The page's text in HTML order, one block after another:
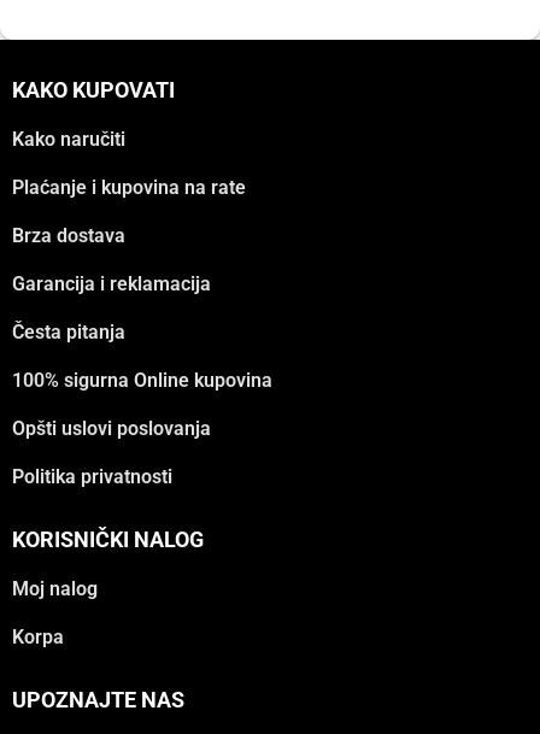
KAKO KUPOVATI
Kako naručiti
Plaćanje i kupovina na rate
Brza dostava
Garancija i reklamacija
Česta pitanja
100% sigurna Online kupovina
Opšti uslovi poslovanja
Politika privatnosti
KORISNIČKI NALOG
Moj nalog
Korpa
UPOZNAJTE NAS